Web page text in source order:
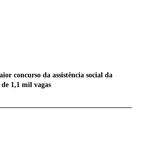
concurso da assistência social da
1,1 mil vagas